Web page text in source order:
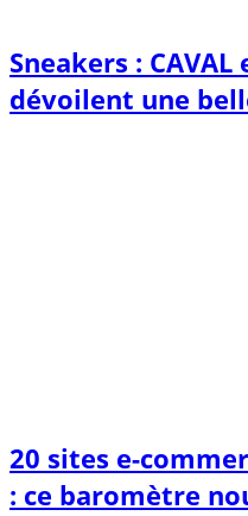
Sneakers :
dévoilent une
20 sites e-
: ce baromètre